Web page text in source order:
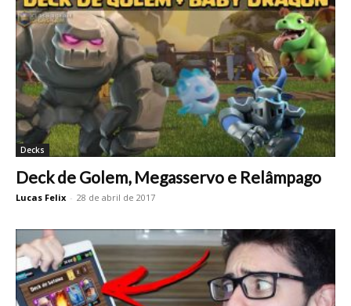
Decks
Deck de Golem, Megasservo e Relâmpago
Lucas Felix - 28 de abril de 2017